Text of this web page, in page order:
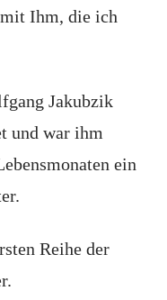
Ihm, die ich
Jakubzik
und war ihm
ein
Reihe der